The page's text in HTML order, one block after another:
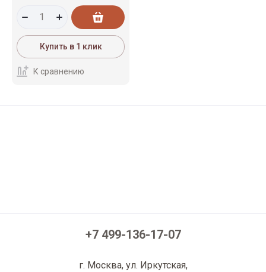
Купить в 1 клик
К сравнению
+7 499-136-17-07
г. Москва, ул. Иркутская,